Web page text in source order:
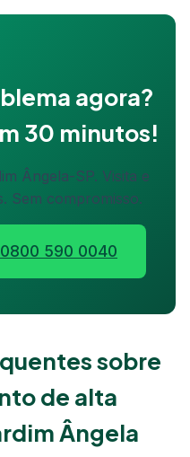
agora?
30 minutos!
Ângela-SP. Visita e
Sem compromisso.
590 0040
sobre
de alta
Ângela